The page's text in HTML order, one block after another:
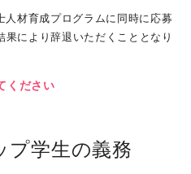
材育成プログラムに同時に応募
により辞退いただくこととなり
ください
プ学⽣の義務